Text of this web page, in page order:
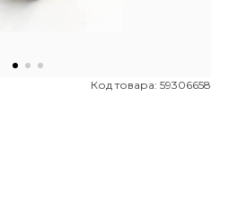
Код товара: 59306658